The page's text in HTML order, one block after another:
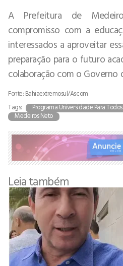
A Prefeitura de
compromisso com a
interessados a aproveitar
preparação para o futuro
colaboração com o Governo
Fonte: Bahiaextremosul/Ascom
Tags:
Programa Universidade Para Todos
Medeiros Neto
Leia também